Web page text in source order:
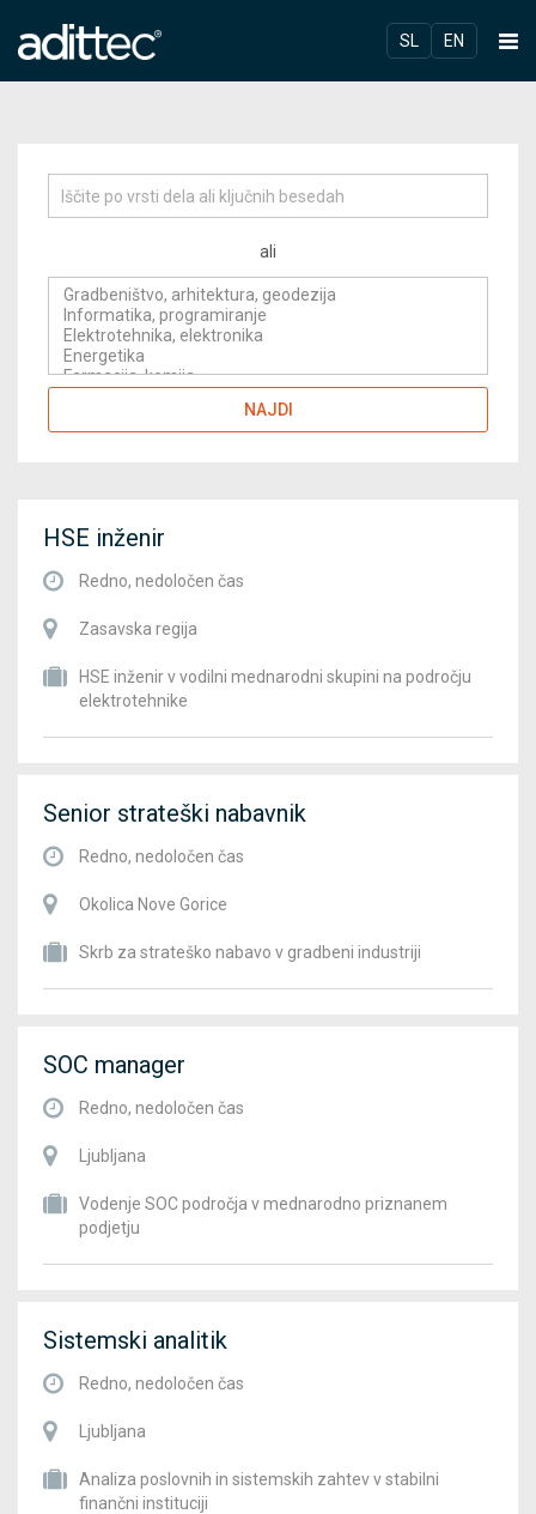
SL EN
ali
NAJDI
HSE inženir
Redno, nedoločen čas
Zasavska regija
HSE inženir v vodilni mednarodni skupini na področju
elektrotehnike
Senior strateški nabavnik
Redno, nedoločen čas
Okolica Nove Gorice
Skrb za strateško nabavo v gradbeni industriji
SOC manager
Redno, nedoločen čas
Ljubljana
Vodenje SOC področja v mednarodno priznanem
podjetju
Sistemski analitik
Redno, nedoločen čas
Ljubljana
Analiza poslovnih in sistemskih zahtev v stabilni
finančni instituciji